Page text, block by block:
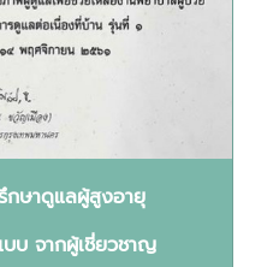
กษาดูแลผู้สูงอายุ
บ จากผู้เชี่ยวชาญ